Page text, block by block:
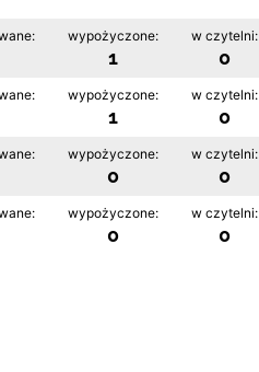
wypożyczone:
1
w czytelni:
0
wypożyczone:
1
w czytelni:
0
wypożyczone:
0
w czytelni:
0
wypożyczone:
0
w czytelni:
0